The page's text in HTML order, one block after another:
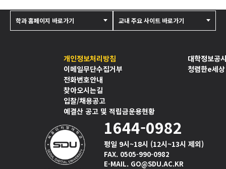
개인정보처리방침
이메일무단수집거부
전화번호안내
찾아오시는길
입찰/채용공고
예결산 공고 및 적립금운용현황
대학정보공
청렴한e세상
1644-0982
평일 9시~18시 (12시~13시 제외)
FAX. 0505-990-0982
E-MAIL. GO@SDU.AC.KR
학과 홈페이지 바로가기 교내 주요 사이트 바로가기